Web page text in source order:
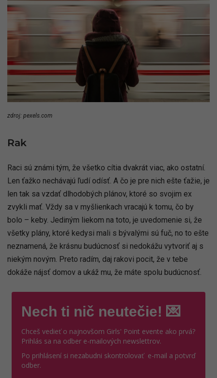
zdroj: pexels.com
Rak
Raci sú známi tým, že všetko cítia dvakrát viac, ako ostatní.
Len ťažko nechávajú ľudí odísť. A čo je pre nich ešte ťažie, je
len tak sa vzdať dlhodobých plánov, ktoré so svojim ex
zvykli mať. Vždy sa v myšlienkach vracajú k tomu, čo by
bolo – keby. Jediným liekom na toto, je uvedomenie si, že
všetky plány, ktoré kedysi mali s bývalými sú fuč, no to ešte
neznamená, že krásnu budúcnosť si nedokážu vytvoriť aj s
niekým novým. Preto radím, daj rakovi pocit, že v tebe
dokáže nájsť domov a ukáž mu, že máte spolu budúcnosť.
Nech ti nič neutečie! 💌
Chceš vedieť o najnovšom Girls' Point evente ako prvá?
Prihlás sa na odber e-mailových newslettrov.
Po prihlásení si nezabudni skontrolovať e-mail a potvrď
odber.